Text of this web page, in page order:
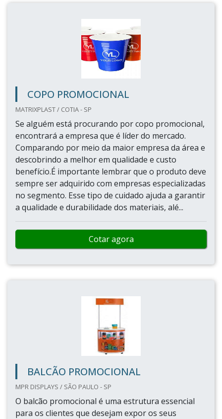
COPO PROMOCIONAL
MATRIXPLAST / COTIA - SP
Se alguém está procurando por copo promocional,
encontrará a empresa que é líder do mercado.
Comparando por meio da maior empresa da área e
descobrindo a melhor em qualidade e custo
benefício.É importante lembrar que o produto deve
sempre ser adquirido com empresas especializadas
no segmento. Esse tipo de cuidado ajuda a garantir
a qualidade e durabilidade dos materiais, alé...
Cotar agora
BALCÃO PROMOCIONAL
MPR DISPLAYS / SÃO PAULO - SP
O balcão promocional é uma estrutura essencial
para os clientes que desejam expor os seus